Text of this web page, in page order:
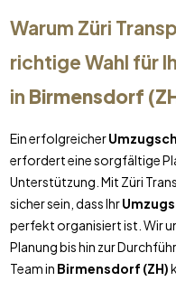
Warum Züri
richtige Wahl für
in Birmensdorf
Ein erfolgreicher
erfordert eine sorgfältige
Unterstützung. Mit Züri
sicher sein, dass Ihr
perfekt organisiert ist. Wir
Planung bis hin zur
Team in Birmensdorf (ZH)